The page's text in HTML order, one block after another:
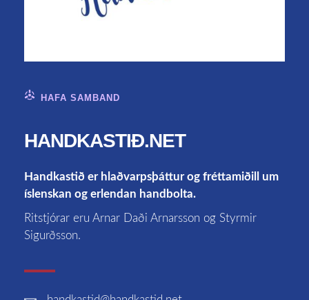
HAFA SAMBAND
HANDKASTIÐ.NET
Handkastið er hlaðvarpsþáttur og fréttamiðill um
íslenskan og erlendan handbolta.
Ritstjórar eru Arnar Daði Arnarsson og Styrmir
Sigurðsson.